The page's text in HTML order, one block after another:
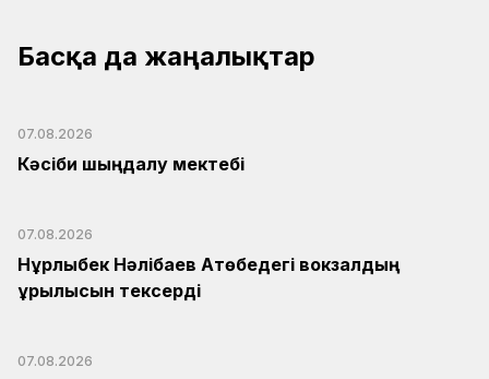
Басқа да жаңалықтар
07.08.2026
Кәсіби шыңдалу мектебі
07.08.2026
Нұрлыбек Нәлібаев Ақтөбедегі вокзалдың
құрылысын тексерді
07.08.2026